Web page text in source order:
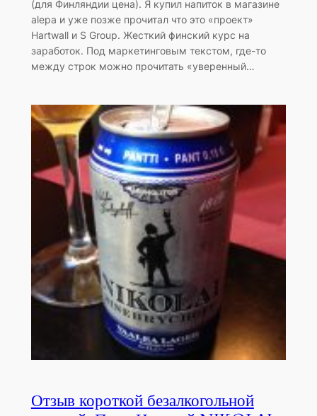
(для Финляндии цена). Я купил напиток в магазине
alepa и уже позже прочитал что это «проект»
Hartwall и S Group. Жесткий финский курс на
заработок. Под маркетинговым текстом, где-то
между строк можно прочитать «уверенный…
Отзыв короткой безалкогольной